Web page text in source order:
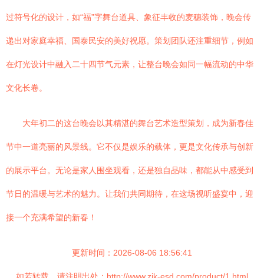
过符号化的设计，如“福”字舞台道具、象征丰收的麦穗装饰，晚会传
递出对家庭幸福、国泰民安的美好祝愿。策划团队还注重细节，例如
在灯光设计中融入二十四节气元素，让整台晚会如同一幅流动的中华
文化长卷。
大年初二的这台晚会以其精湛的舞台艺术造型策划，成为新春佳
节中一道亮丽的风景线。它不仅是娱乐的载体，更是文化传承与创新
的展示平台。无论是家人围坐观看，还是独自品味，都能从中感受到
节日的温暖与艺术的魅力。让我们共同期待，在这场视听盛宴中，迎
接一个充满希望的新春！
更新时间：2026-08-06 18:56:41